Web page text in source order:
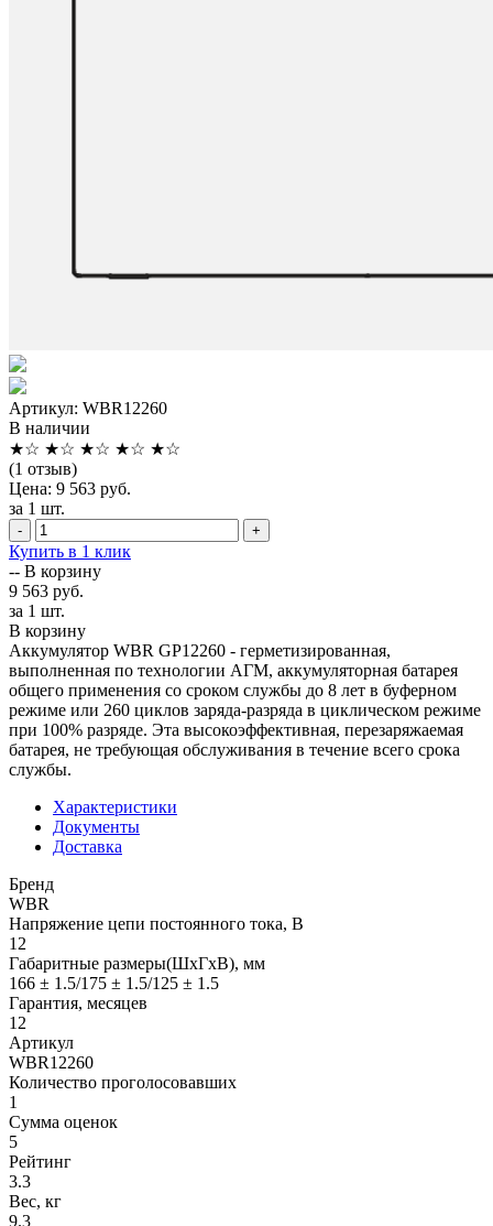
Артикул: WBR12260
В наличии
★☆ ★☆ ★☆ ★☆ ★☆
(1 отзыв)
Цена: 9 563 руб.
за 1 шт.
- +
Купить в 1 клик
-- В корзину
9 563 руб.
за 1 шт.
В корзину
Аккумулятор WBR GP12260 - герметизированная,
выполненная по технологии АГМ, аккумуляторная батарея
общего применения со сроком службы до 8 лет в буферном
режиме или 260 циклов заряда-разряда в циклическом режиме
при 100% разряде. Эта высокоэффективная, перезаряжаемая
батарея, не требующая обслуживания в течение всего срока
службы.
Характеристики
Документы
Доставка
Бренд
WBR
Напряжение цепи постоянного тока, В
12
Габаритные размеры(ШxГxВ), мм
166 ± 1.5/175 ± 1.5/125 ± 1.5
Гарантия, месяцев
12
Артикул
WBR12260
Количество проголосовавших
1
Сумма оценок
5
Рейтинг
3.3
Вес, кг
9.3